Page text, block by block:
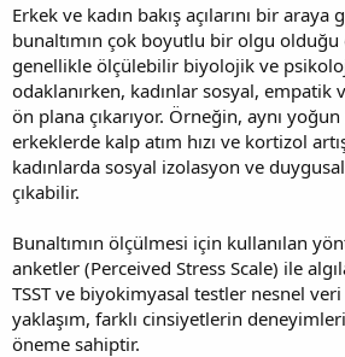
Erkek ve kadın bakış açılarını bir
bunaltımın çok boyutlu bir olgu olduğu
genellikle ölçülebilir biyolojik ve
odaklanırken, kadınlar sosyal, empatik
ön plana çıkarıyor. Örneğin, aynı
erkeklerde kalp atım hızı ve kortizol
kadınlarda sosyal izolasyon ve
çıkabilir.
Bunaltımın ölçülmesi için kullanılan
anketler (Perceived Stress Scale) ile
TSST ve biyokimyasal testler nesnel
yaklaşım, farklı cinsiyetlerin
öneme sahiptir.